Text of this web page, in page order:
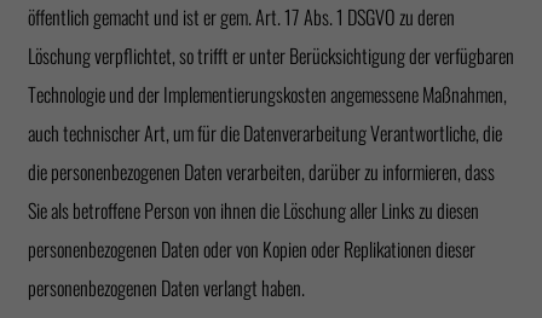
öffentlich gemacht und ist er gem. Art. 17 Abs. 1 DSGVO zu deren
Löschung verpflichtet, so trifft er unter Berücksichtigung der verfügbaren
Technologie und der Implementierungskosten angemessene Maßnahmen,
auch technischer Art, um für die Datenverarbeitung Verantwortliche, die
die personenbezogenen Daten verarbeiten, darüber zu informieren, dass
Sie als betroffene Person von ihnen die Löschung aller Links zu diesen
personenbezogenen Daten oder von Kopien oder Replikationen dieser
personenbezogenen Daten verlangt haben.